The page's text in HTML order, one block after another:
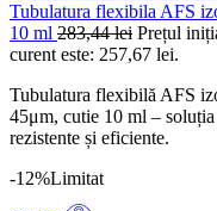
Tubulatura flexibila AFS
10 ml 283,44lei Prețul
curent este: 257,67 lei.
Tubulatura flexibilă AFS
45μm, cutie 10 ml –
rezistente și eficiente.
-12%Limitat